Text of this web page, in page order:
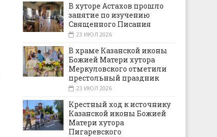
В хуторе Астахов прошло
занятие по изучению
Священного Писания
23 ИЮЛ 2026
В храме Казанской иконы
Божией Матери хутора
Меркуловского отметили
престольный праздник
23 ИЮЛ 2026
Крестный ход к источнику
Казанской иконы Божией
Матери хутора
Пигаревского